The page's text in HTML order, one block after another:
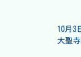
10月3
大聖